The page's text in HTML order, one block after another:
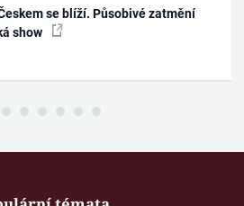
se blíží. Působivé zatmění
show